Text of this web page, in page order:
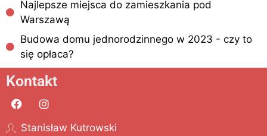
Najlepsze miejsca do zamieszkania pod
Warszawą
Budowa domu jednorodzinnego w 2023 - czy to
się opłaca?
Kontakt
Stanisław Kutrowski